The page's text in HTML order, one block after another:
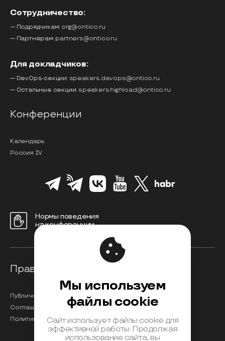
Сотрудничество:
— Подрядчикам: org@ontico.ru
— Партнёрам: partners@ontico.ru
Для докладчиков:
— DevOps-секции: speakers.devops@ontico.ru
— Остальные секции: speakers.highload@ontico.ru
Конференции
Календарь
Россия IV
Нормы поведения
на конференции
Правовая информация
Публичная оферта
Соглашение на обработку персональных данных
Политика обработки персональных данных
Мы используем
файлы cookie
Сайт использует файлы cookie для
эффективной работы. Продолжая
использование сайта, вы